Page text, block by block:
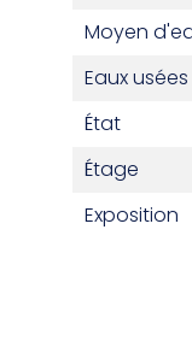
Moyen
Eaux usées
État
Étage
Exposition